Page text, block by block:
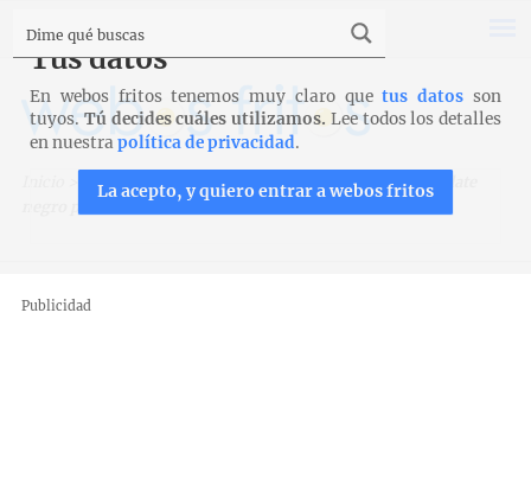
Recetas para Thermomix >
Magdalenas de chocolate
negro para Thermomix
Publicidad
Tus datos
En webos fritos tenemos muy claro quetus datos son
tuyos. Tú decides cuáles utilizamos. Lee todos los detalles
en nuestrapolítica de privacidad.
La acepto, y quiero entrar a webos fritos